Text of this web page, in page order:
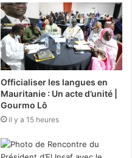
Officialiser les langues en
Mauritanie : Un acte d’unité |
Gourmo Lô
il y a 15 heures